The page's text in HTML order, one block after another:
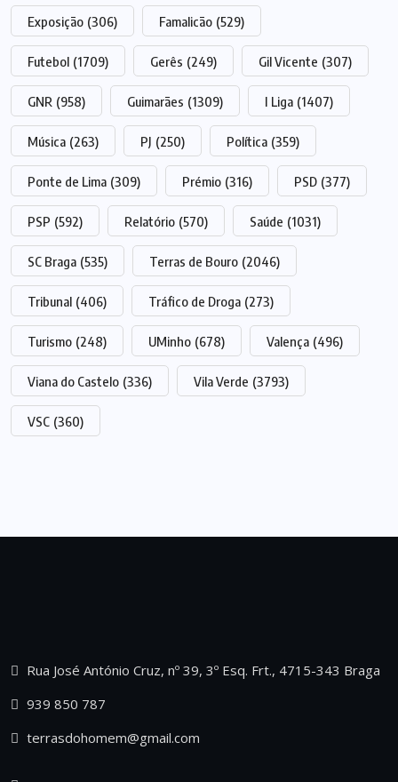
Exposição (306) Famalicão (529)
Futebol (1709) Gerês (249) Gil Vicente (307)
GNR (958) Guimarães (1309) I Liga (1407)
Música (263) PJ (250) Política (359)
Ponte de Lima (309) Prémio (316) PSD (377)
PSP (592) Relatório (570) Saúde (1031)
SC Braga (535) Terras de Bouro (2046)
Tribunal (406) Tráfico de Droga (273)
Turismo (248) UMinho (678) Valença (496)
Viana do Castelo (336) Vila Verde (3793)
VSC (360)
Rua José António Cruz, nº 39, 3º Esq. Frt., 4715-343 Braga
939 850 787
terrasdohomem@gmail.com